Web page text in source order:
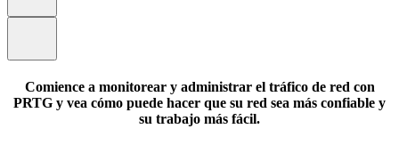
Comience a monitorear y administrar el tráfico de red con
PRTG y vea cómo puede hacer que su red sea más confiable y
su trabajo más fácil.